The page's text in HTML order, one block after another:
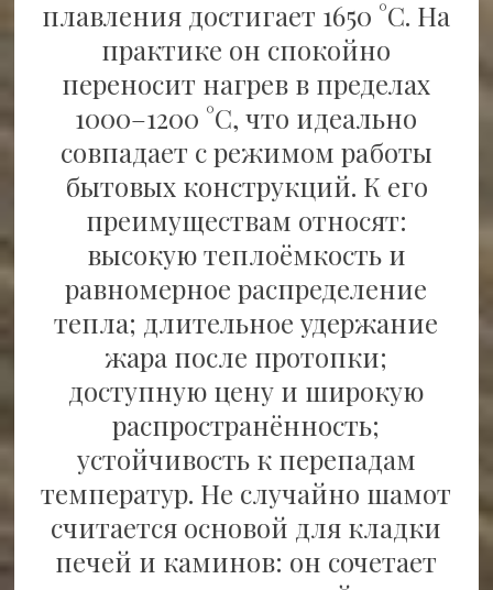
плавления достигает 1650 °C. На
практике он спокойно
переносит нагрев в пределах
1000–1200 °C, что идеально
совпадает с режимом работы
бытовых конструкций. К его
преимуществам относят:
высокую теплоёмкость и
равномерное распределение
тепла; длительное удержание
жара после протопки;
доступную цену и широкую
распространённость;
устойчивость к перепадам
температур. Не случайно шамот
считается основой для кладки
печей и каминов: он сочетает